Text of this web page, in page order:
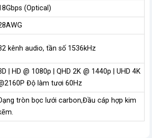
(Optical)
kênh audio, tần số 1536kHz
| HD @ 1080p | QHD 2K @ 1440p | UHD 4K
Độ làm tươi 60Hz
tròn bọc lưới carbon,Đầu cáp hợp kim